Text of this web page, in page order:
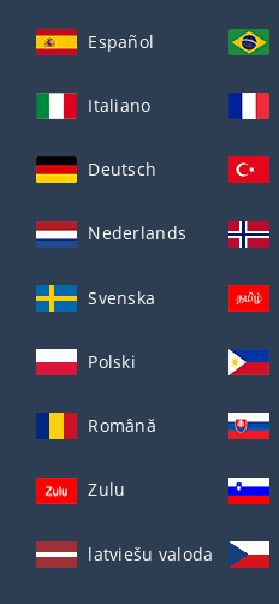
Español
Italiano
Deutsch
Nederlands
Svenska
Polski
Română
Zulu
latviešu valoda